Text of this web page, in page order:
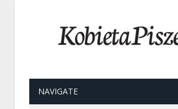
NAVIGATE